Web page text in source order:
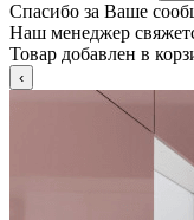
Спасибо за Ваше
Наш менеджер
Товар добавлен в